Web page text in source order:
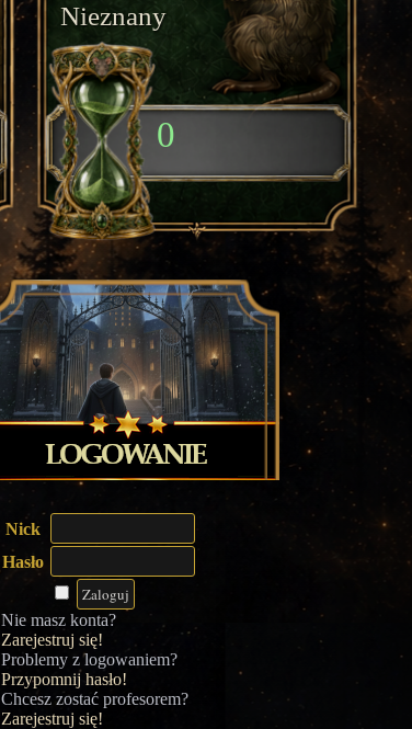
0
Nieznany
Nick
Hasło
Nie masz konta?
Zarejestruj się!
Problemy z logowaniem?
Przypomnij hasło!
Chcesz zostać profesorem?
Zarejestruj się!